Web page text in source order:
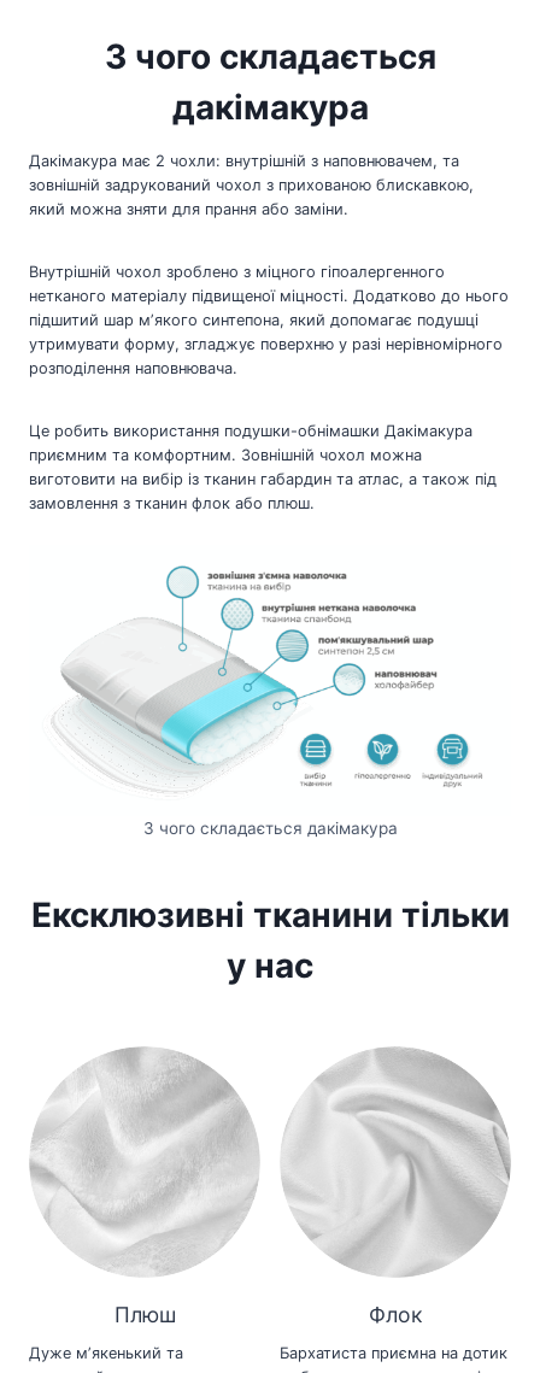
З чого складається
дакімакура
Дакімакура має 2 чохли: внутрішній з наповнювачем, та
зовнішній задрукований чохол з прихованою блискавкою,
який можна зняти для прання або заміни.
Внутрішній чохол зроблено з міцного гіпоалергенного
нетканого матеріалу підвищеної міцності. Додатково до нього
підшитий шар мʼякого синтепона, який допомагає подушці
утримувати форму, згладжує поверхню у разі нерівномірного
розподілення наповнювача.
Це робить використання подушки-обнімашки Дакімакура
приємним та комфортним. Зовнішній чохол можна
виготовити на вибір із тканин габардин та атлас, а також під
замовлення з тканин флок або плюш.
З чого складається дакімакура
Ексклюзивні тканини тільки
у нас
Плюш
Дуже мʼякенький та
Флок
Бархатиста приємна на дотик